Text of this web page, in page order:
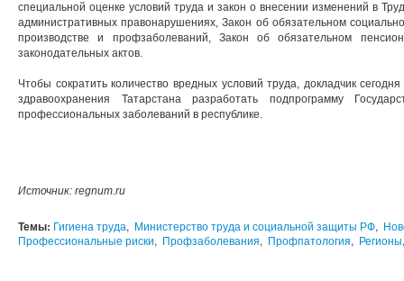
специальной оценке условий труда и закон о внесении изменений в
административных правонарушениях, Закон об обязательном
производстве и профзаболеваний, Закон об обязательном
законодательных актов.
Чтобы сократить количество вредных условий труда, докладчик
здравоохранения Татарстана разработать подпрограмму
профессиональных заболеваний в республике.
Источник: regnum.ru
Темы: Гигиена труда, Министерство труда и социальной защиты РФ,
Профессиональные риски, Профзаболевания, Профпатология, Регионы